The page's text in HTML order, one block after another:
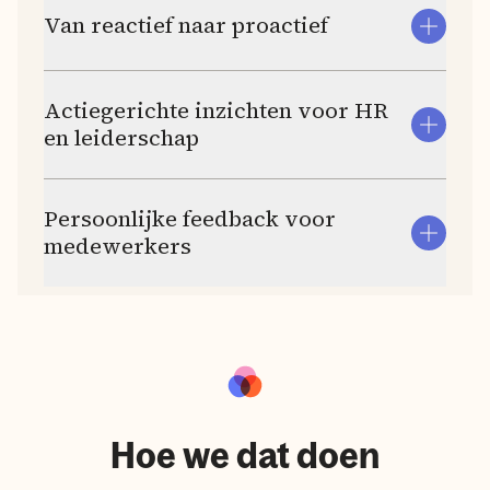
Van reactief naar proactief
Actiegerichte inzichten voor HR
en leiderschap
Persoonlijke feedback voor
medewerkers
Hoe we dat doen